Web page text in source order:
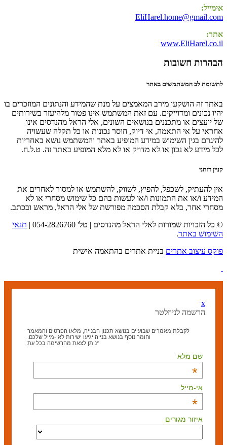
אימייל:
EliHarel.home@gmail.com
אתר:
www.EliHarel.co.il
הבהרות חשובות
לתשומת לב המשתמשים באתר
באתר זה הושקעו מירב המאמצים על מנת שהמידע והנתונים המוזכרים בו
יהיו נכונים ומדוייקים. עם זאת המשתמש אינו פטור מלהיעזר בשירותים
של יועצים או מתכננים בנושאים השונים, אלי הראל מהנדסים אינו
אחראי על אי התאמה, אי דיוק, חוסר נכונות או כל תקלה שעשויה
להיגרם בגין השימוש במידע המופיע באתר והמשתמש נושא באחריות
לכל מידע לא נכון או לא מדויק או לא מלא המופיע באתר זה. ט.ל.ח.
קניין רוחני
אין להעתיק, לשכפל, להפיץ, לשווק, להשתמש או למסור לאחרים את
המידע ו/או את התמונות ו/או לעשות בהם כל שימוש מסחרי או לא
מסחרי אחר, בלא קבלת הסכמה מפורשת של אלי הראל, מראש ובכתב.
© כל הזכויות שמורות לאלי הראל מהנדסים | טל' 054-2826760 |
תנאי
השימוש באתר.
פוקס עיצוב אתרים בניית אתרים בהתאמה אישית
x
הרשמה לניוזלטר
לקבלת מאמרים שבועיים בנושא תכנון הבנייה, מלאו הפרטים והמאמר
וחומר נוסף בנושא בנייה יגיעו ישירות לאי-מייל שלכם.
*ניתן לצאת מהרשימה בכל עת
שם מלא
*
אי-מייל
*
איזור מגורים